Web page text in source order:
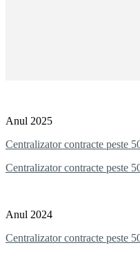
Anul 2025
Centralizator contracte peste
Centralizator contracte peste
Anul 2024
Centralizator contracte peste